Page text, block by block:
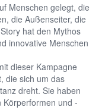
Menschen gelegt, die
die Außenseiter, die
hat den Mythos
innovative Menschen
dieser Kampagne
die sich um das
dreht. Sie haben
und -